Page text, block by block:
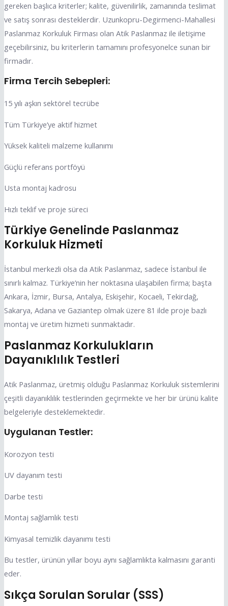
gereken başlıca kriterler; kalite, güvenilirlik, zamanında teslimat
ve satış sonrası desteklerdir. Uzunkopru-Degirmenci-Mahallesi
Paslanmaz Korkuluk Firması olan Atik Paslanmaz ile iletişime
geçebilirsiniz, bu kriterlerin tamamını profesyonelce sunan bir
firmadır.
Firma Tercih Sebepleri:
15 yılı aşkın sektörel tecrübe
Tüm Türkiye’ye aktif hizmet
Yüksek kaliteli malzeme kullanımı
Güçlü referans portföyü
Usta montaj kadrosu
Hızlı teklif ve proje süreci
Türkiye Genelinde Paslanmaz
Korkuluk Hizmeti
İstanbul merkezli olsa da Atik Paslanmaz, sadece İstanbul ile
sınırlı kalmaz. Türkiye’nin her noktasına ulaşabilen firma; başta
Ankara, İzmir, Bursa, Antalya, Eskişehir, Kocaeli, Tekirdağ,
Sakarya, Adana ve Gaziantep olmak üzere 81 ilde proje bazlı
montaj ve üretim hizmeti sunmaktadır.
Paslanmaz Korkulukların
Dayanıklılık Testleri
Atik Paslanmaz, üretmiş olduğu Paslanmaz Korkuluk sistemlerini
çeşitli dayanıklılık testlerinden geçirmekte ve her bir ürünü kalite
belgeleriyle desteklemektedir.
Uygulanan Testler:
Korozyon testi
UV dayanım testi
Darbe testi
Montaj sağlamlık testi
Kimyasal temizlik dayanımı testi
Bu testler, ürünün yıllar boyu aynı sağlamlıkta kalmasını garanti
eder.
Sıkça Sorulan Sorular (SSS)